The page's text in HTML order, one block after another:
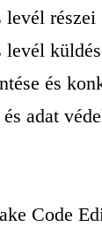
levél részei
levél
és
adat
Code